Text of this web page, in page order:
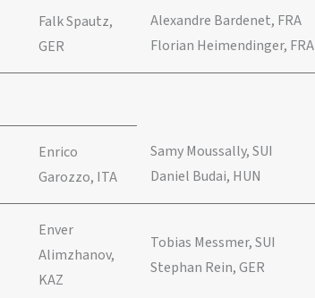
Falk Spautz,
GER
Alexandre Bardenet, FRA
Florian Heimendinger, FRA
Enrico
Garozzo, ITA
Samy Moussally, SUI
Daniel Budai, HUN
Enver
Alimzhanov,
KAZ
Tobias Messmer, SUI
Stephan Rein, GER